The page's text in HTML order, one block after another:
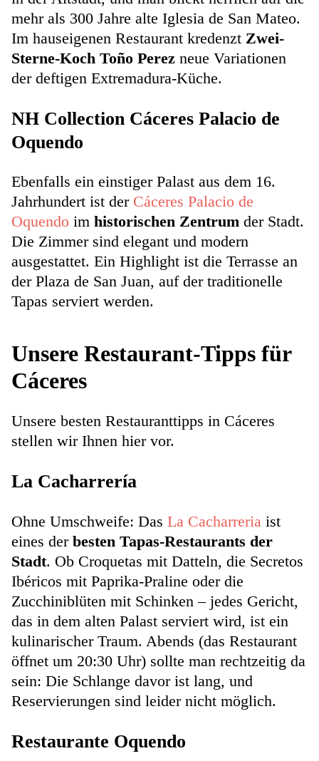
mehr als 300 Jahre alte Iglesia de San Mateo.
Im hauseigenen Restaurant kredenzt Zwei-
Sterne-Koch Toño Perez neue Variationen
der deftigen Extremadura-Küche.
NH Collection Cáceres Palacio de
Oquendo
Ebenfalls ein einstiger Palast aus dem 16.
Jahrhundert ist der Cáceres Palacio de
Oquendo im historischen Zentrum der Stadt.
Die Zimmer sind elegant und modern
ausgestattet. Ein Highlight ist die Terrasse an
der Plaza de San Juan, auf der traditionelle
Tapas serviert werden.
Unsere Restaurant-Tipps für
Cáceres
Unsere besten Restauranttipps in Cáceres
stellen wir Ihnen hier vor.
La Cacharrería
Ohne Umschweife: Das La Cacharreria ist
eines der besten Tapas-Restaurants der
Stadt. Ob Croquetas mit Datteln, die Secretos
Ibéricos mit Paprika-Praline oder die
Zucchiniblüten mit Schinken – jedes Gericht,
das in dem alten Palast serviert wird, ist ein
kulinarischer Traum. Abends (das Restaurant
öffnet um 20:30 Uhr) sollte man rechtzeitig da
sein: Die Schlange davor ist lang, und
Reservierungen sind leider nicht möglich.
Restaurante Oquendo